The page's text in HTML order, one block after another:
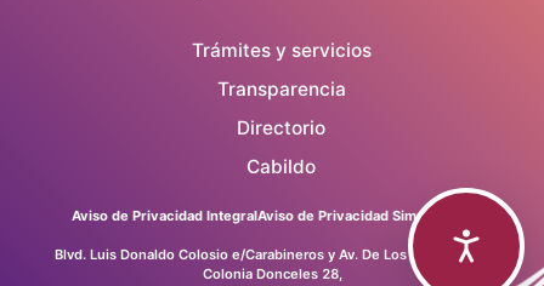
Trámites y servicios
Transparencia
Directorio
Cabildo
Aviso de Privacidad IntegralAviso de Privacidad Simplificado
Blvd. Luis Donaldo Colosio e/Carabineros y Av. De Los Deportistas,
Colonia Donceles 28,